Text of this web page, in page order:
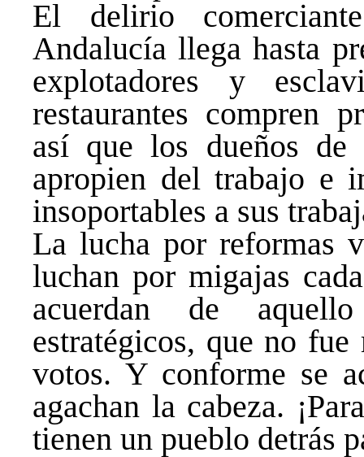
El delirio
Andalucía llega hasta
explotadores y
restaurantes compren
así que los dueños de
apropien del trabajo e
insoportables a sus
La lucha por reformas
luchan por migajas
acuerdan de
estratégicos, que no fue
votos. Y conforme se
agachan la cabeza.
tienen un pueblo detrás